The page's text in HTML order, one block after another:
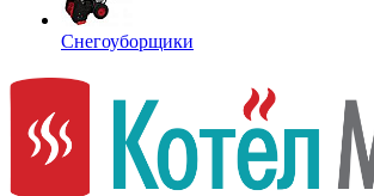
Снегоуборщики